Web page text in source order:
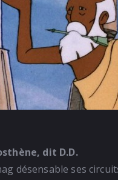
dit D.D.
désensable ses